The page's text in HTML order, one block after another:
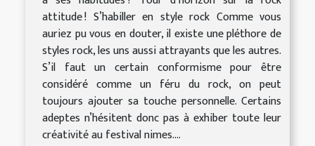
attitude ! S’habiller en style rock Comme vous
auriez pu vous en douter, il existe une pléthore de
styles rock, les uns aussi attrayants que les autres.
S’il faut un certain conformisme pour être
considéré comme un féru du rock, on peut
toujours ajouter sa touche personnelle. Certains
adeptes n’hésitent donc pas à exhiber toute leur
créativité au festival nimes....